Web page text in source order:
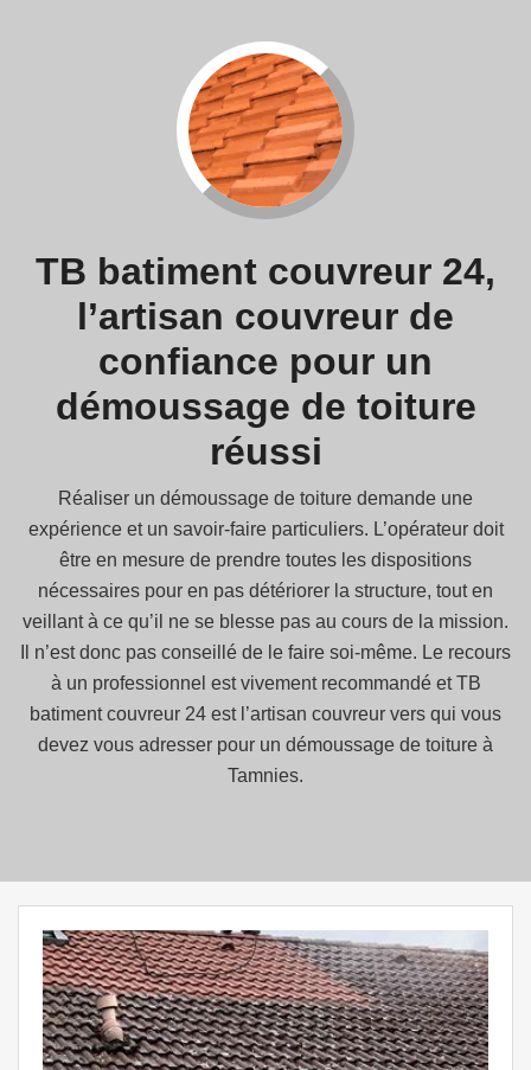
TB batiment couvreur 24,
l’artisan couvreur de
confiance pour un
démoussage de toiture
réussi
Réaliser un démoussage de toiture demande une
expérience et un savoir-faire particuliers. L’opérateur doit
être en mesure de prendre toutes les dispositions
nécessaires pour en pas détériorer la structure, tout en
veillant à ce qu’il ne se blesse pas au cours de la mission.
Il n’est donc pas conseillé de le faire soi-même. Le recours
à un professionnel est vivement recommandé et TB
batiment couvreur 24 est l’artisan couvreur vers qui vous
devez vous adresser pour un démoussage de toiture à
Tamnies.